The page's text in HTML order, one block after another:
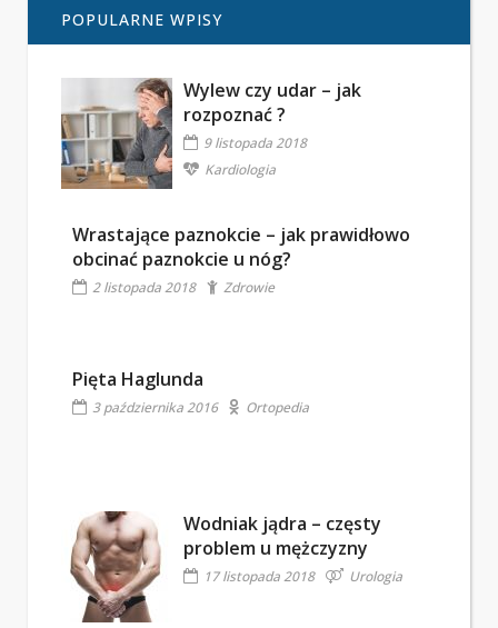
POPULARNE WPISY
Wylew czy udar – jak
rozpoznać ?
9 listopada 2018
Kardiologia
Wrastające paznokcie – jak prawidłowo
obcinać paznokcie u nóg?
2 listopada 2018 Zdrowie
Pięta Haglunda
3 października 2016 Ortopedia
Wodniak jądra – częsty
problem u mężczyzny
17 listopada 2018 Urologia